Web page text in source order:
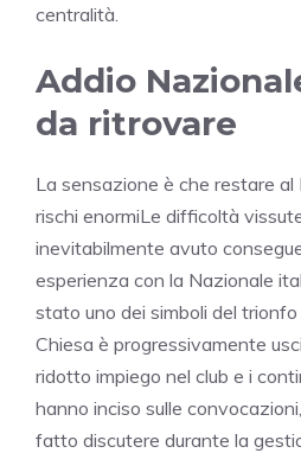
centralità.
Addio
da ritrovare
La sensazione è che restare
rischi enormiLe difficoltà
inevitabilmente avuto
esperienza con la Nazionale
stato uno dei simboli del trionfo
Chiesa è progressivamente
ridotto impiego nel club e i
hanno inciso sulle
fatto discutere durante la